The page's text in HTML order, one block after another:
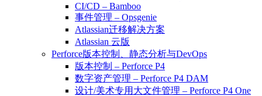
CI/CD – Bamboo
事件管理 – Opsgenie
Atlassian迁移解决方案
Atlassian 云版
Perforce版本控制、静态分析与DevOps
版本控制 – Perforce P4
数字资产管理 – Perforce P4 DAM
设计/美术专用大文件管理 – Perforce P4 One